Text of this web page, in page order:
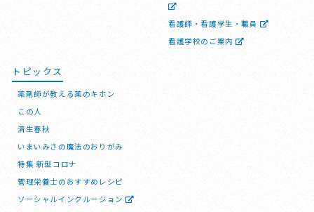
看護師・看護学生・職員
看護学校のご案内
トピックス
薬剤師が教える薬のキホン
この人
済生春秋
いまいみさの魔法のおりがみ
特集 新型コロナ
管理栄養士のおすすめレシピ
ソーシャルインクルージョン